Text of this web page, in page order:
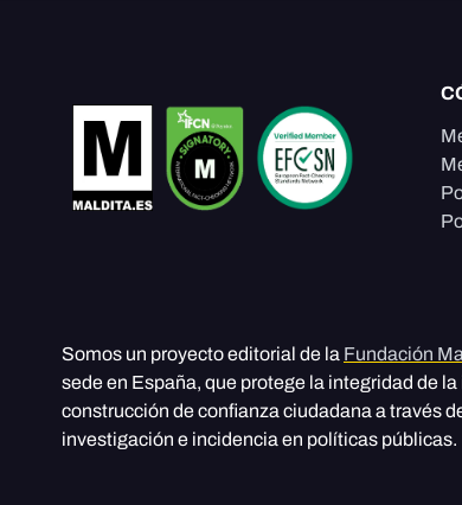
Somos un proyecto editorial de la Fundación
sede en España, que protege la integridad de
construcción de confianza ciudadana a través
investigación e incidencia en políticas públicas.